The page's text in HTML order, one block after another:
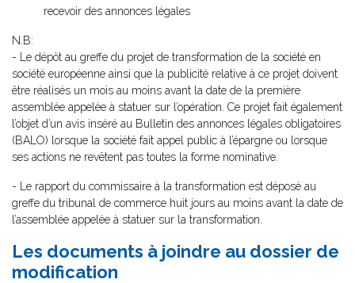
recevoir des annonces légales
N.B:
- Le dépôt au greffe du projet de transformation de la société en
société européenne ainsi que la publicité relative à ce projet doivent
être réalisés un mois au moins avant la date de la première
assemblée appelée à statuer sur l’opération. Ce projet fait également
l’objet d’un avis inséré au Bulletin des annonces légales obligatoires
(BALO) lorsque la société fait appel public à l’épargne ou lorsque
ses actions ne revêtent pas toutes la forme nominative.
- Le rapport du commissaire à la transformation est déposé au
greffe du tribunal de commerce huit jours au moins avant la date de
l’assemblée appelée à statuer sur la transformation.
Les documents à joindre au dossier de
modification